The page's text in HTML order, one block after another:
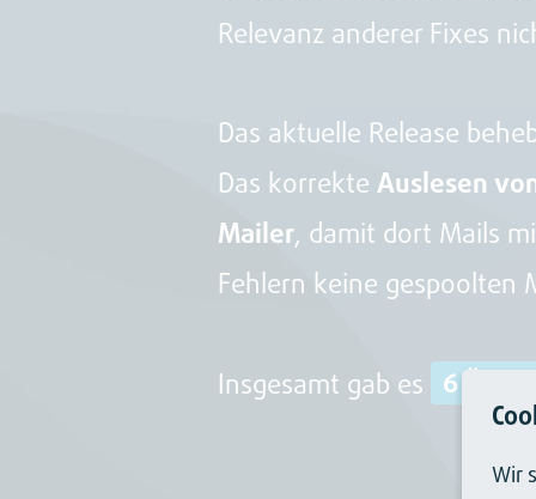
Relevanz anderer Fixes
Das aktuelle Release
Das korrekte Auslesen
Mailer, damit dort Mails
Fehlern keine gespoolten
Insgesamt gab es 6
Wir